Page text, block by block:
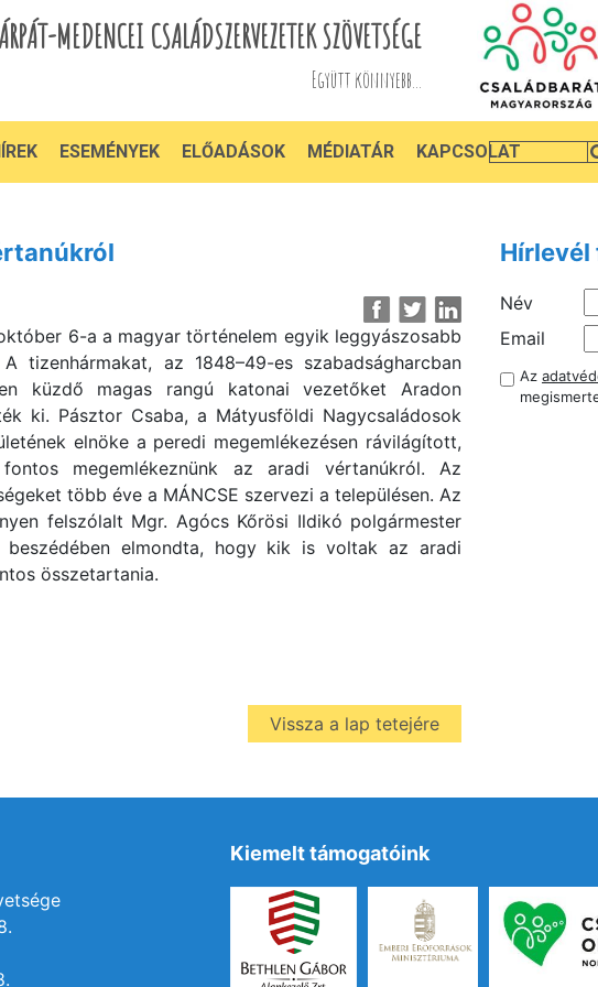
MEDENCEI CSALÁDSZERVEZETEK SZÖVETSÉGE
Együtt könnyebb...
ESEMÉNYEK ELŐADÁSOK MÉDIATÁR KAPCSOLAT
6-a a magyar történelem egyik leggyászosabb
A tizenhármakat, az 1848–49-es szabadságharcban
küzdő magas rangú katonai vezetőket Aradon
ki. Pásztor Csaba, a Mátyusföldi Nagycsaládosok
elnöke a peredi megemlékezésen rávilágított,
megemlékeznünk az aradi vértanúkról. Az
több éve a MÁNCSE szervezi a településen. Az
felszólalt Mgr. Agócs Kőrösi Ildikó polgármester
beszédében elmondta, hogy kik is voltak az aradi
összetartania.
Vissza a lap tetejére
Név
Email
Az
Kiemelt támogatóink